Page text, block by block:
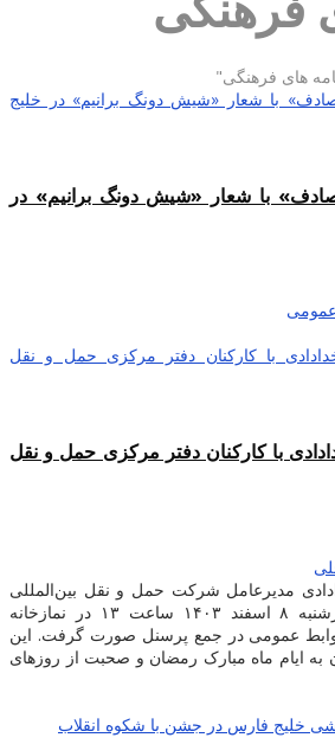
با شعار «شیش دونگ برانیم» در
عمومی
با کارکنان دفتر مرکزی حمل و نقل
مدیرعامل شرکت حمل و نقل بین‌المللی
خلیج فارس به وقت چهارشنبه ۸ اسفند ۱۴۰۳ ساعت ۱۳ در نمازخانه
عمومی در جمع پرسنل صورت گرفت. این
ایام ماه مبارک رمضان و صحبت از روزهای